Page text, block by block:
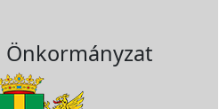
Önkormányzat